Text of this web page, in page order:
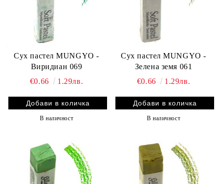
Сух пастел MUNGYO -
Виридиан 069
€0.66
1.29лв.
В наличност
Сух пастел MUNGYO -
Зелена земя 061
€0.66
1.29лв.
В наличност